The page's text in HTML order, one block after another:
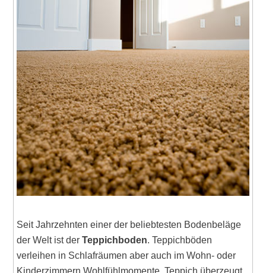
Seit Jahrzehnten einer der beliebtesten Bodenbeläge
der Welt ist derTeppichboden. Teppichböden
verleihen in Schlafräumen aber auch im Wohn- oder
Kinderzimmern Wohlfühlmomente. Teppich überzeugt